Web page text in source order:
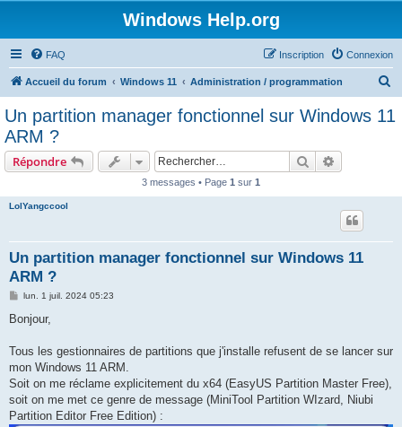
Windows Help.org
FAQ Connexion
Inscription
Accueil du forum Windows 11 Administration / programmation
c
Un partition manager fonctionnel sur Windows 11
ARM ?
Répondre Rechercher
3 messages • Page 1 sur 1
LolYangccool
Un partition manager fonctionnel sur Windows 11
ARM ?
M
s
g
lun. 1 juil. 2024 05:23
Bonjour,
Tous les gestionnaires de partitions que j'installe refusent de se lancer sur
mon Windows 11 ARM.
Soit on me réclame explicitement du x64 (EasyUS Partition Master Free),
soit on me met ce genre de message (MiniTool Partition WIzard, Niubi
Partition Editor Free Edition) :